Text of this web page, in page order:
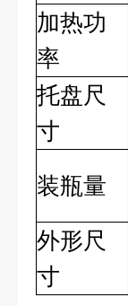
加热功
率
托盘尺
寸
装瓶量
外形尺
寸